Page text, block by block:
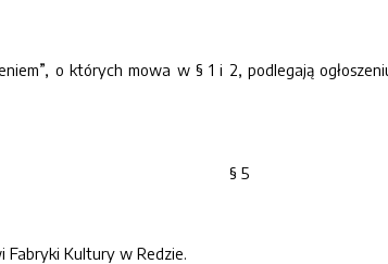
o których mowa w § 1 i 2, podlegają
§ 5
Fabryki Kultury w Redzie.